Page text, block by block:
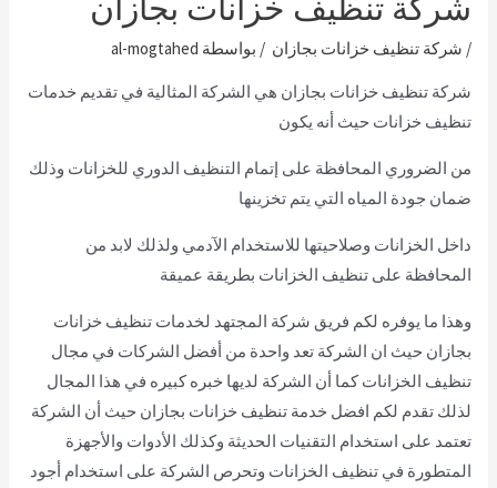
/ شركة تنظيف خزانات بجازان / بواسطة al-mogtahed
شركة تنظيف خزانات بجازان هي الشركة المثالية في تقديم خدمات
تنظيف خزانات حيث أنه يكون
من الضروري المحافظة على إتمام التنظيف الدوري للخزانات وذلك
ضمان جودة المياه التي يتم تخزينها
داخل الخزانات وصلاحيتها للاستخدام الآدمي ولذلك لابد من
المحافظة على تنظيف الخزانات بطريقة عميقة
وهذا ما يوفره لكم فريق شركة المجتهد لخدمات تنظيف خزانات
بجازان حيث ان الشركة تعد واحدة من أفضل الشركات في مجال
تنظيف الخزانات كما أن الشركة لديها خبره كبيره في هذا المجال
لذلك تقدم لكم افضل خدمة تنظيف خزانات بجازان حيث أن الشركة
تعتمد على استخدام التقنيات الحديثة وكذلك الأدوات والأجهزة
المتطورة في تنظيف الخزانات وتحرص الشركة على استخدام أجود